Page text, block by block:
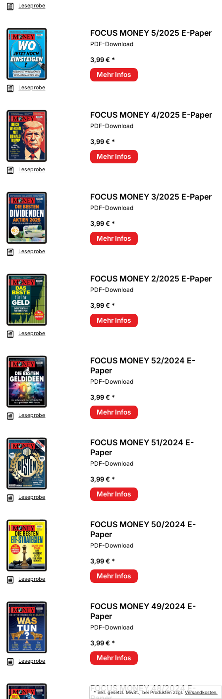
Leseprobe
Leseprobe
FOCUS MONEY 5/2025 E-Paper
PDF-Download
3,99 € *
Mehr Infos
Leseprobe
FOCUS MONEY 4/2025 E-Paper
PDF-Download
3,99 € *
Mehr Infos
Leseprobe
FOCUS MONEY 3/2025 E-Paper
PDF-Download
3,99 € *
Mehr Infos
Leseprobe
FOCUS MONEY 2/2025 E-Paper
PDF-Download
3,99 € *
Mehr Infos
Leseprobe
FOCUS MONEY 52/2024 E-
Paper
PDF-Download
3,99 € *
Mehr Infos
Leseprobe
FOCUS MONEY 51/2024 E-
Paper
PDF-Download
3,99 € *
Mehr Infos
Leseprobe
FOCUS MONEY 50/2024 E-
Paper
PDF-Download
3,99 € *
Mehr Infos
Leseprobe
FOCUS MONEY 49/2024 E-
Paper
PDF-Download
3,99 € *
Mehr Infos
FOCUS MONEY 48/2024 E-
* inkl. gesetzl. MwSt., bei Produkten zzgl.Versandkosten.